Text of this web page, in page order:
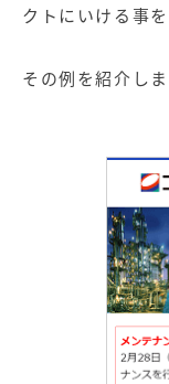
クトにいける事
その例を紹介しま